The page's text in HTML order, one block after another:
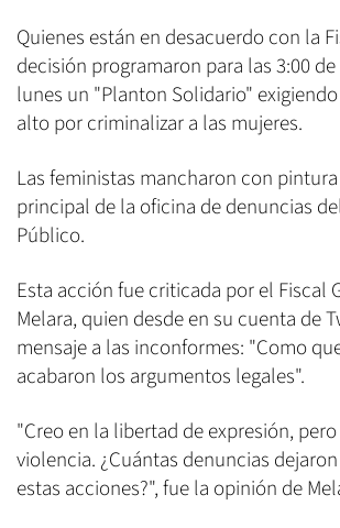
Quienes están en desacuerdo con la
decisión programaron para las 3:00
lunes un "Planton Solidario"
alto por criminalizar a las mujeres.
Las feministas mancharon con
principal de la oficina de denuncias
Público.
Esta acción fue criticada por el Fiscal
Melara, quien desde en su cuenta de
mensaje a las inconformes: "Como
acabaron los argumentos legales".
"Creo en la libertad de expresión,
violencia. ¿Cuántas denuncias
estas acciones?", fue la opinión de